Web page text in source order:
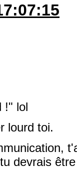
!" lol
lourd toi.
devrais